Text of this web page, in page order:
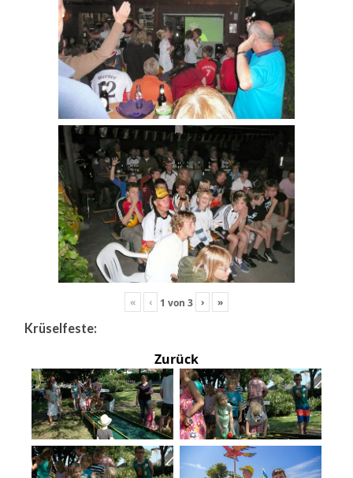
« ‹ 1 von 3 › »
Krüselfeste:
Zurück